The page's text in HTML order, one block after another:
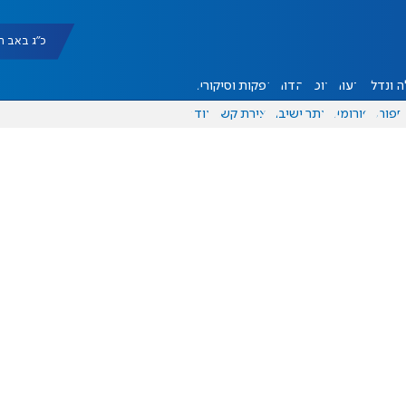
כ"ג באב תשפ"ו
ונדל"ן דעות אוכל יהדות הפקות וסיקורים
ספורט פורומים אתר ישיבה יצירת קשר עוד